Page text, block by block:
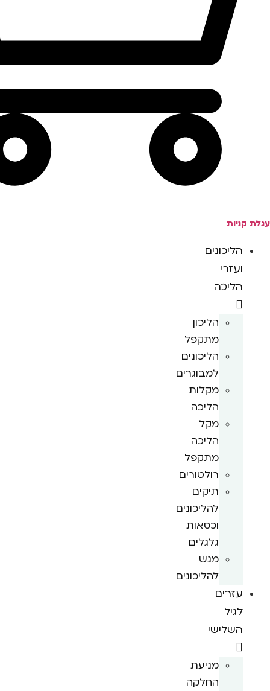
עגלת קניות
הליכונים
ועזרי
הליכה
הליכון
מתקפל
הליכונים
למבוגרים
מקלות
הליכה
מקל
הליכה
מתקפל
רולטורים
תיקים
להליכונים
וכסאות
גלגלים
מגש
להליכונים
עזרים
לגיל
השלישי
מניעת
החלקה